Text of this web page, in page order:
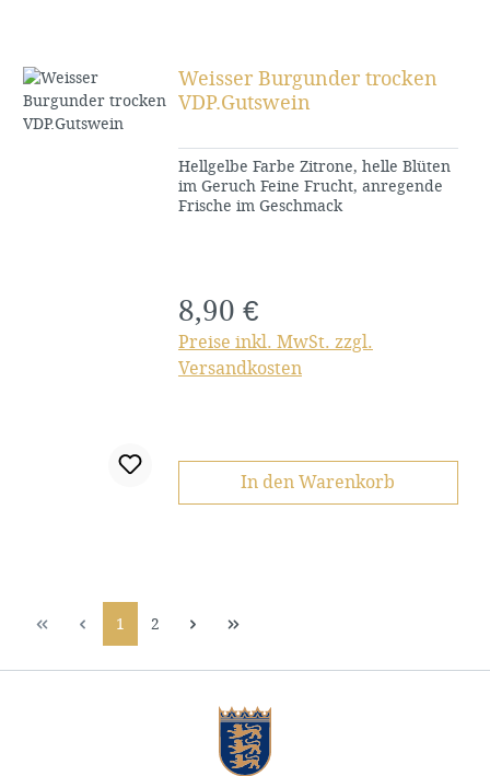
Weisser Burgunder trocken
VDP.Gutswein
Hellgelbe Farbe Zitrone, helle Blüten
im Geruch Feine Frucht, anregende
Frische im Geschmack
Regulärer Preis:
8,90 €
Preise inkl. MwSt. zzgl.
Versandkosten
In den Warenkorb
Seite
1 Seite
2